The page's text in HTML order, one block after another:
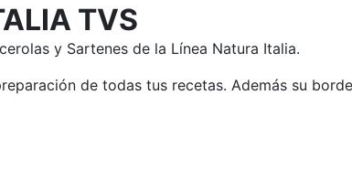
TVS
y Sartenes de la Línea Natura Italia.
de todas tus recetas. Además su